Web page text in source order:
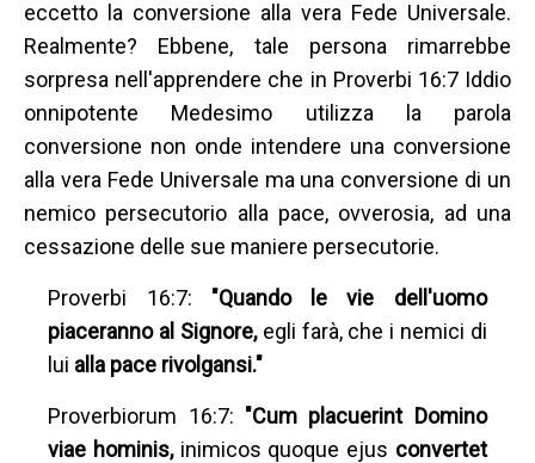
eccetto la conversione alla vera Fede Universale.
Realmente? Ebbene, tale persona rimarrebbe
sorpresa nell'apprendere che in Proverbi 16:7 Iddio
onnipotente Medesimo utilizza la parola
conversione non onde intendere una conversione
alla vera Fede Universale ma una conversione di un
nemico persecutorio alla pace, ovverosia, ad una
cessazione delle sue maniere persecutorie.
Proverbi 16:7: "Quando le vie dell'uomo
piaceranno al Signore,egli farà, che i nemici di
lui alla pace rivolgansi."
Proverbiorum 16:7: "Cum placuerint Domino
viae hominis,inimicos quoque ejus convertet